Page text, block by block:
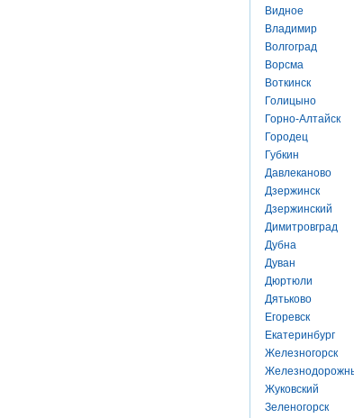
Видное
Владимир
Волгоград
Ворсма
Воткинск
Голицыно
Горно-Алтайск
Городец
Губкин
Давлеканово
Дзержинск
Дзержинский
Димитровград
Дубна
Дуван
Дюртюли
Дятьково
Егоревск
Екатеринбург
Железногорск
Жуковский
Зеленогорск